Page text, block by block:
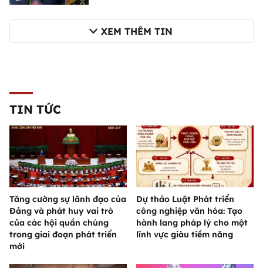
XEM THÊM TIN
TIN TỨC
Tăng cường sự lãnh đạo của
Đảng và phát huy vai trò
của các hội quần chúng
trong giai đoạn phát triển
mới
Dự thảo Luật Phát triển
công nghiệp văn hóa: Tạo
hành lang pháp lý cho một
lĩnh vực giàu tiềm năng